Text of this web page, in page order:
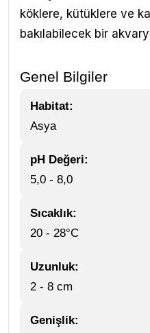
köklere, kütüklere ve
bakılabilecek bir
Genel Bilgiler
Habitat:
Asya
pH Değeri:
5,0 - 8,0
Sıcaklık:
20 - 28°C
Uzunluk:
2 - 8 cm
Genişlik: